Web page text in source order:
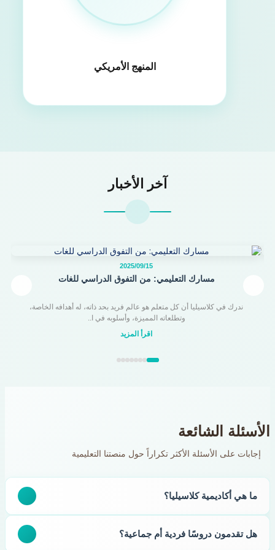
المنهج الأمريكي
آخر الأخبار
2025/09/15
مسارك التعليمي: من التفوق الدراسي للغات
ندرك في كلاسيليا أن كل متعلم هو عالم فريد بحد ذاته، له أهدافه الخاصة،
وتطلعاته المميزة، وأسلوبه في ا..
اقرأ المزيد
الأسئلة الشائعة
إجابات على الأسئلة الأكثر تكراراً حول منصتنا التعليمية
ما هي أكاديمية كلاسيليا؟
أكاديمية كلاسيليا هي منصة تعليمية عبر الإنترنت تقدم حصص دعم
دراسي لمختلف المناهج مثل المنهج المصري، البريطاني، الأمريكي
هل تقدمون دروسًا فردية أم جماعية؟